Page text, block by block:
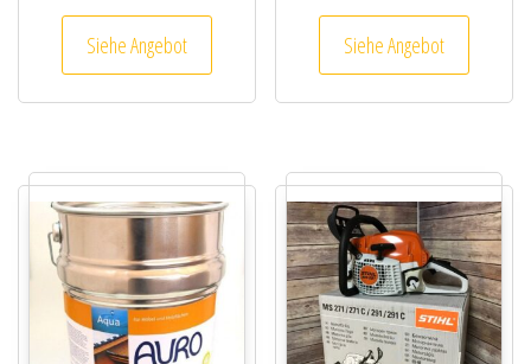
Siehe Angebot Siehe Angebot